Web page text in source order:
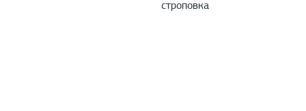
строповка